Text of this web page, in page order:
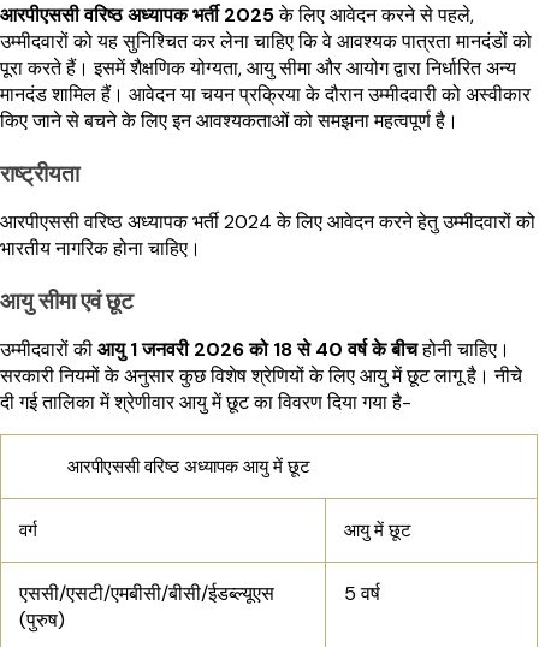
आरपीएससी वरिष्ठ अध्यापक भर्ती 2025के लिए आवेदन करने से पहले,
उम्मीदवारों को यह सुनिश्चित कर लेना चाहिए कि वे आवश्यक पात्रता मानदंडों को
पूरा करते हैं। इसमें शैक्षणिक योग्यता, आयु सीमा और आयोग द्वारा निर्धारित अन्य
मानदंड शामिल हैं। आवेदन या चयन प्रक्रिया के दौरान उम्मीदवारी को अस्वीकार
किए जाने से बचने के लिए इन आवश्यकताओं को समझना महत्वपूर्ण है।
राष्ट्रीयता
आरपीएससी वरिष्ठ अध्यापक भर्ती 2024 के लिए आवेदन करने हेतु उम्मीदवारों को
भारतीय नागरिक होना चाहिए।
आयु सीमा एवं छूट
उम्मीदवारों कीआयु 1 जनवरी 2026 को 18 से 40 वर्ष के बीचहोनी चाहिए।
सरकारी नियमों के अनुसार कुछ विशेष श्रेणियों के लिए आयु में छूट लागू है। नीचे
दी गई तालिका में श्रेणीवार आयु में छूट का विवरण दिया गया है-
आरपीएससी वरिष्ठ अध्यापक आयु में छूट
वर्ग आयु में छूट
एससी/एसटी/एमबीसी/बीसी/ईडब्ल्यूएस
(पुरुष)
5 वर्ष